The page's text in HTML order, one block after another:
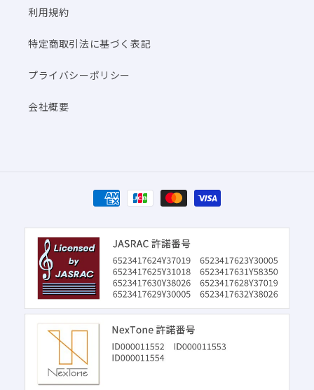
利用規約
特定商取引法に基づく表記
プライバシーポリシー
会社概要
決
済
方
法